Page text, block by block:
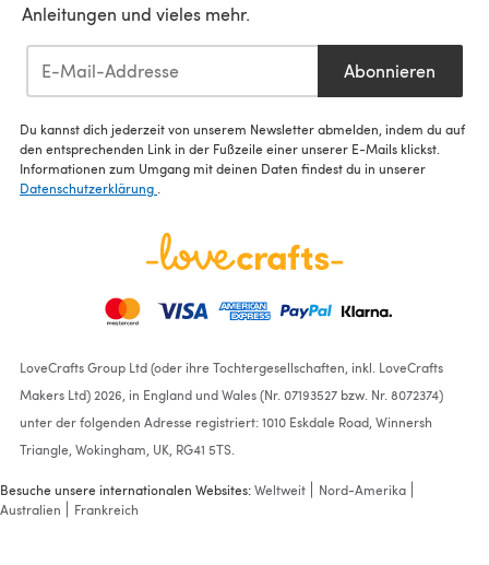
Anleitungen und vieles mehr.
Abonnieren
Du kannst dich jederzeit von unserem Newsletter abmelden, indem du auf
den entsprechenden Link in der Fußzeile einer unserer E-Mails klickst.
Informationen zum Umgang mit deinen Daten findest du in unserer
Datenschutzerklärung .
LoveCrafts Group Ltd (oder ihre Tochtergesellschaften, inkl. LoveCrafts
Makers Ltd) 2026, in England und Wales (Nr. 07193527 bzw. Nr. 8072374)
unter der folgenden Adresse registriert: 1010 Eskdale Road, Winnersh
Triangle, Wokingham, UK, RG41 5TS.
Besuche unsere internationalen Websites:Weltweit
Nord-Amerika
Australien
Frankreich